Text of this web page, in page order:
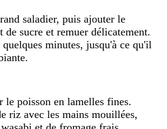
saladier, puis ajouter le
de sucre et remuer délicatement.
minutes, jusqu'à ce qu'il
le poisson en lamelles fines.
riz avec les mains mouillées,